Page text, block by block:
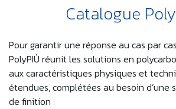
Catalogue
Pour garantir une réponse au cas par
PolyPIÙ réunit les solutions en
aux caractéristiques physiques et
étendues, complétées au besoin d’une
de finition :